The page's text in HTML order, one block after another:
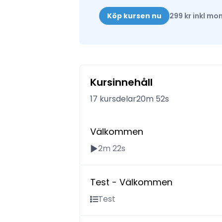
Köp kursen nu 299 kr inkl
Kursinnehåll
17 kursdelar20m 52s
Välkommen
2m 22s
Test - Välkommen
Test